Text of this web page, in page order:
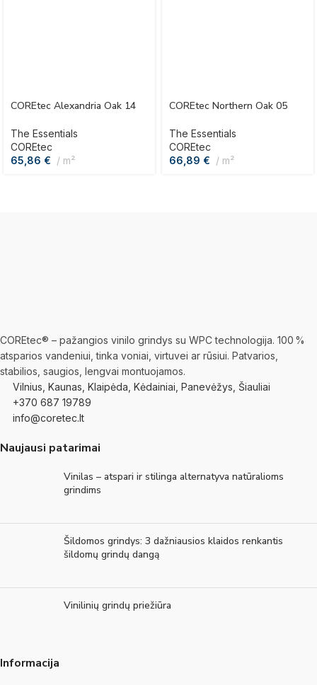
COREtec Alexandria Oak 14
The Essentials
COREtec
65,86 € m²
COREtec Northern Oak 05
The Essentials
COREtec
66,89 € m²
COREtec® – pažangios vinilo grindys su WPC technologija. 100 %
atsparios vandeniui, tinka voniai, virtuvei ar rūsiui. Patvarios,
stabilios, saugios, lengvai montuojamos.
Vilnius, Kaunas, Klaipėda, Kėdainiai, Panevėžys, Šiauliai
+370 687 19789
info@coretec.lt
Naujausi patarimai
Vinilas – atspari ir stilinga alternatyva natūralioms
grindims
Šildomos grindys: 3 dažniausios klaidos renkantis
šildomų grindų dangą
Vinilinių grindų priežiūra
Informacija